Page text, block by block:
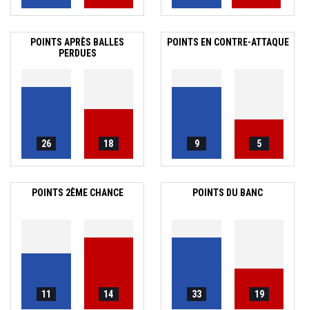
POINTS APRÈS BALLES
PERDUES
26 18
POINTS EN CONTRE-ATTAQUE
9 5
POINTS 2ÈME CHANCE
11 14
POINTS DU BANC
33 19